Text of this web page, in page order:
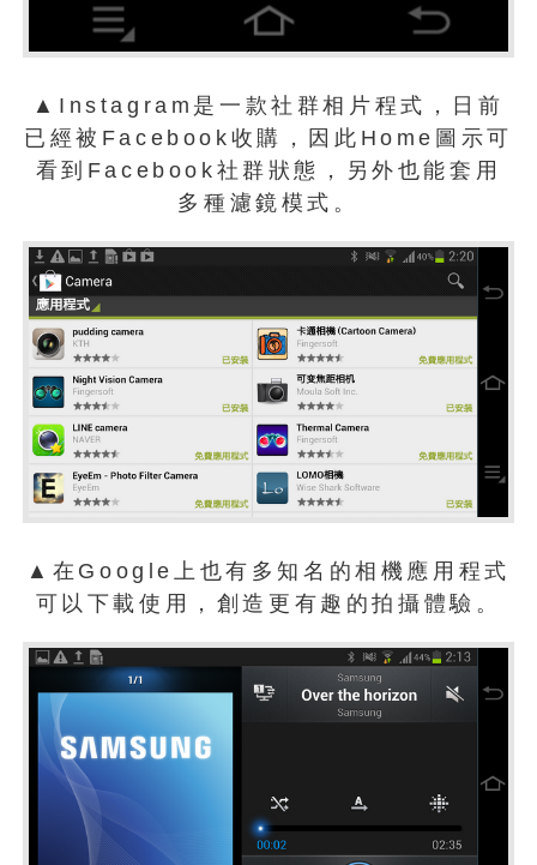
▲Instagram是一款社群相片程式，日前
已經被Facebook收購，因此Home圖示可
看到Facebook社群狀態，另外也能套用
多種濾鏡模式。
▲在Google上也有多知名的相機應用程式
可以下載使用，創造更有趣的拍攝體驗。